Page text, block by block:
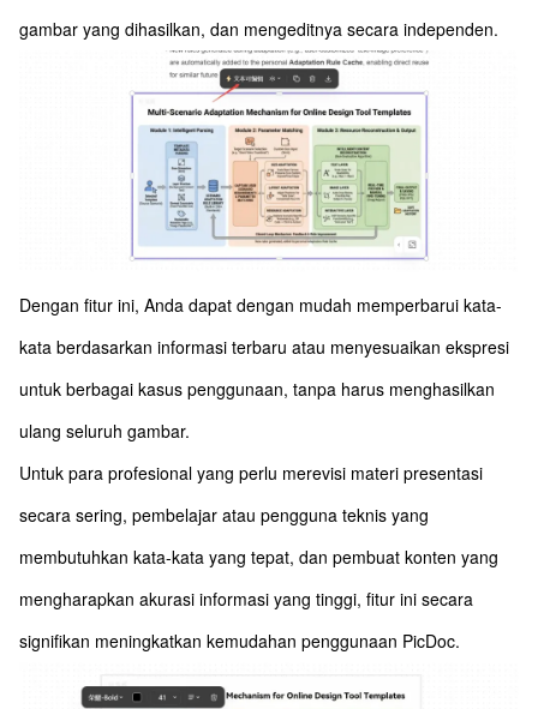
gambar yang dihasilkan, dan mengeditnya secara independen.
Dengan fitur ini, Anda dapat dengan mudah memperbarui kata-
kata berdasarkan informasi terbaru atau menyesuaikan ekspresi
untuk berbagai kasus penggunaan, tanpa harus menghasilkan
ulang seluruh gambar.
Untuk para profesional yang perlu merevisi materi presentasi
secara sering, pembelajar atau pengguna teknis yang
membutuhkan kata-kata yang tepat, dan pembuat konten yang
mengharapkan akurasi informasi yang tinggi, fitur ini secara
signifikan meningkatkan kemudahan penggunaan PicDoc.